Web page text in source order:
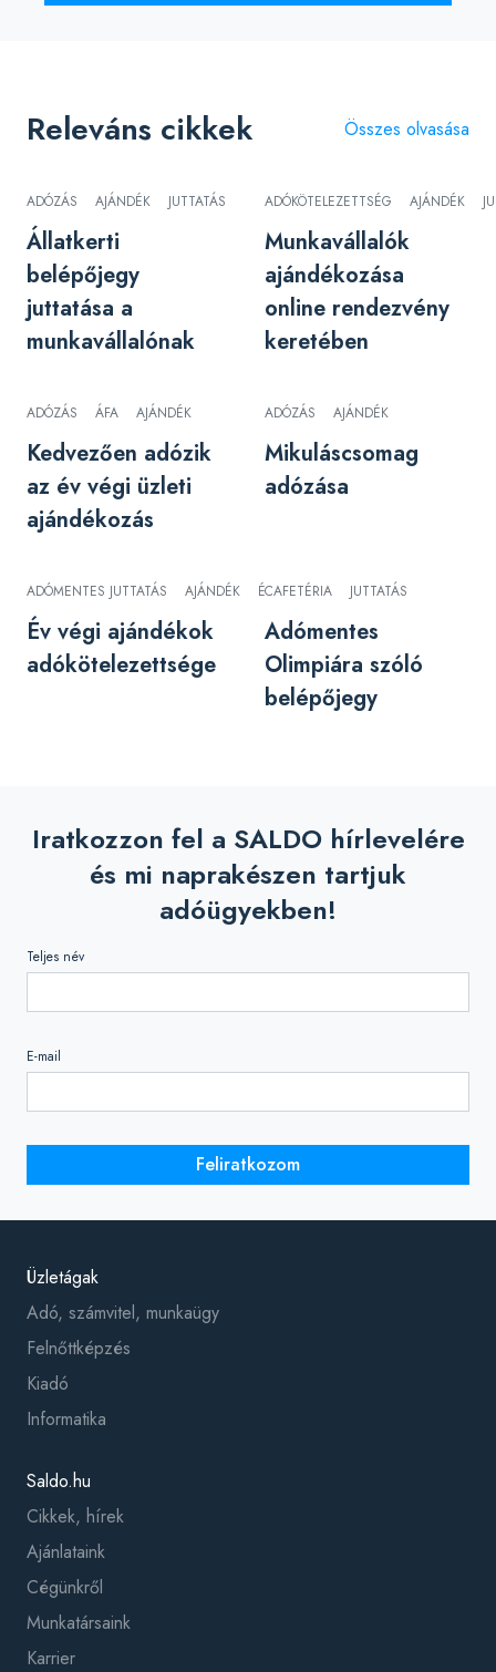
Releváns cikkek Összes olvasása
ADÓZÁS AJÁNDÉK JUTTATÁS
Állatkerti
belépőjegy
juttatása a
munkavállalónak
ADÓKÖTELEZETTSÉG AJÁNDÉK
Munkavállalók
ajándékozása
online rendezvény
keretében
ADÓZÁS ÁFA AJÁNDÉK
Kedvezően adózik
az év végi üzleti
ajándékozás
ADÓZÁS AJÁNDÉK
Mikuláscsomag
adózása
ADÓMENTES JUTTATÁS AJÁNDÉK ÉV VÉGI JUTTATÁS
Év végi ajándékok
adókötelezettsége
CAFETÉRIA JUTTATÁS
Adómentes
Olimpiára szóló
belépőjegy
Iratkozzon fel a SALDO hírlevelére
és mi naprakészen tartjuk
adóügyekben!
Teljes név
E-mail
Feliratkozom
Üzletágak
Adó, számvitel, munkaügy
Felnőttképzés
Kiadó
Informatika
Saldo.hu
Cikkek, hírek
Ajánlataink
Cégünkről
Munkatársaink
Karrier